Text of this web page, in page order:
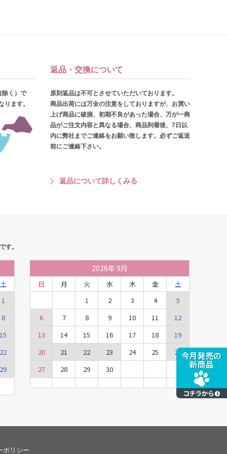
除く）で
ります。
返品・交換について
原則返品は不可とさせていただいております。
商品出荷には万全の注意をしておりますが、お買い
上げ商品に破損、初期不良があった場合、万が一商
品がご注文内容と異なる場合、商品到着後、7日以
内に弊社までご連絡をお願い致します。必ずご返送
前にご連絡下さい。
返品について詳しくみる
す。
土
1
8
15
22
29
2026年 9月
日 月 火 水 木 金
土
1
2 3 4
5
6
7 8 9 10 11
12
13
14 15 16 17 18
19
20
21 22 23 24 25
26
27
28 29 30
ポリシー